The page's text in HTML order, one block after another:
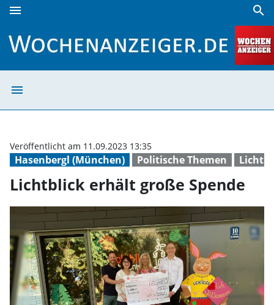
menu search
menu
Hasenbergl (München) Politische Themen
Veröffentlicht am 11.09.2023 13:35
Lichtblick erhält große Spende